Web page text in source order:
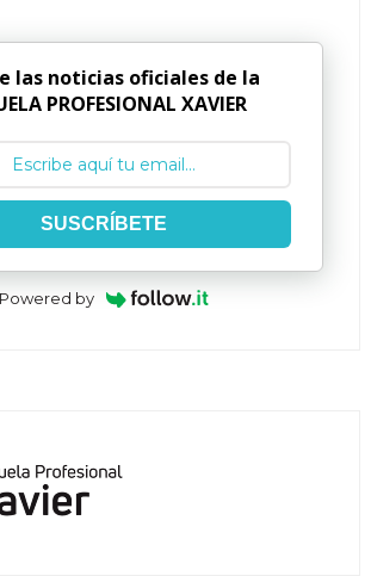
las noticias oficiales de la
PROFESIONAL XAVIER
SUSCRÍBETE
Powered by